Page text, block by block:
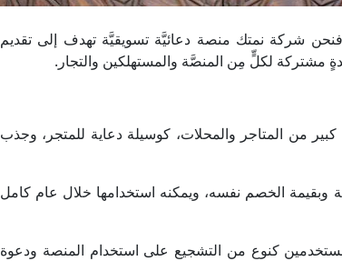
شركة نمتك منصة دعائيَّة تسويقيَّة تهدف إلى تقديم
مشتركة لكلٍّ مِن المنصَّة والمستهلكين والتجار.
من المتاجر والمحلات، كوسيلة دعاية للمتجر، وجذب
الخصم نفسه، ويمكنه استخدامها خلال عام كامل
كنوع من التشجيع على استخدام المنصة ودعوة